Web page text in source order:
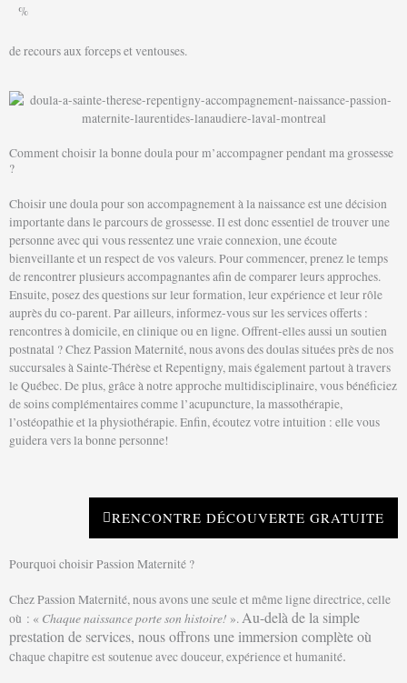
%
de recours aux forceps et ventouses.
Comment choisir la bonne doula pour m’accompagner pendant ma grossesse
?
Choisir une doula pour son accompagnement à la naissance est une décision
importante dans le parcours de grossesse. Il est donc essentiel de trouver une
personne avec qui vous ressentez une vraie connexion, une écoute
bienveillante et un respect de vos valeurs. Pour commencer, prenez le temps
de rencontrer plusieurs accompagnantes afin de comparer leurs approches.
Ensuite, posez des questions sur leur formation, leur expérience et leur rôle
auprès du co-parent. Par ailleurs, informez-vous sur les services offerts :
rencontres à domicile, en clinique ou en ligne. Offrent-elles aussi un soutien
postnatal ? Chez Passion Maternité, nous avons des doulas situées près de nos
succursales à Sainte-Thérèse et Repentigny, mais également partout à travers
le Québec. De plus, grâce à notre approche multidisciplinaire, vous bénéficiez
de soins complémentaires comme l’acupuncture, la massothérapie,
l’ostéopathie et la physiothérapie. Enfin, écoutez votre intuition : elle vous
guidera vers la bonne personne!
RENCONTRE DÉCOUVERTE GRATUITE
Pourquoi choisir Passion Maternité ?
Chez Passion Maternité, nous avons une seule et même ligne directrice, celle
où : « Chaque naissance porte son histoire! ».Au-delà de la simple
prestation de services, nous offrons une immersion complète où
chaque chapitre est soutenue avec douceur, expérience et humanité.